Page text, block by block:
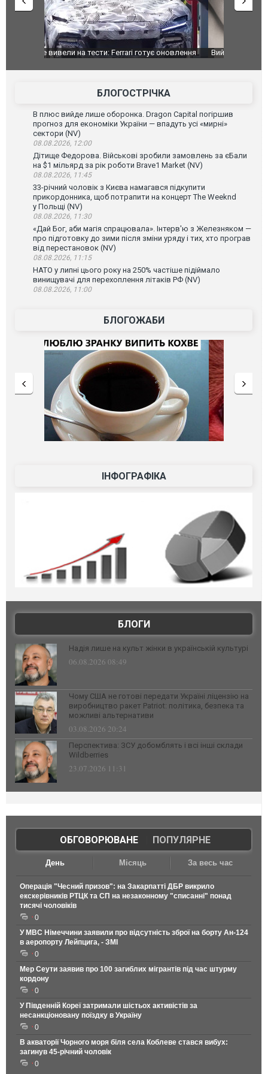
Вийшов трейлер нової екранізації легендарного
БЛОГОСТРІЧКА
В плюс вийде лише оборонка. Dragon Capital погіршив
прогноз для економіки України — впадуть усі «мирні»
сектори (NV)
08.08.2026, 12:00
Дітище Федорова. Військові зробили замовлень за єБали
на $1 мільярд за рік роботи Brave1 Market (NV)
08.08.2026, 11:45
33-річний чоловік з Києва намагався підкупити
прикордонника, щоб потрапити на концерт The Weeknd
у Польщі (NV)
08.08.2026, 11:30
«Дай Бог, аби магія спрацювала». Інтерв'ю з Железняком —
про підготовку до зими після зміни уряду і тих, хто програв
від перестановок (NV)
08.08.2026, 11:15
НАТО у липні цього року на 250% частіше підіймало
винищувачі для перехоплення літаків РФ (NV)
08.08.2026, 11:00
БЛОГОЖАБИ
ІНФОГРАФІКА
БЛОГИ
Надія лише на культ жінки в українській культурі
06.08.2026 08:49
Чому США не готові передати Україні ліцензію на
виробництво ракет Patriot: політика, безпека та
можливі альтернативи
03.08.2026 20:24
Перспектива: ЗСУ добомблять і всі інші склади
Wildberries
23.07.2026 11:31
ОБГОВОРЮВАНЕ| ПОПУЛЯРНЕ
День Місяць За весь час
Операція "Чесний призов": на Закарпатті ДБР викрило
екскерівників РТЦК та СП на незаконному "списанні" понад
тисячі чоловіків
0
У МВС Німеччини заявили про відсутність зброї на борту Ан-124
в аеропорту Лейпцига, - ЗМІ
0
Мер Сеути заявив про 100 загиблих мігрантів під час штурму
кордону
0
У Південній Кореї затримали шістьох активістів за
несанкціоновану поїздку в Україну
0
В акваторії Чорного моря біля села Коблеве стався вибух:
загинув 45-річний чоловік
0